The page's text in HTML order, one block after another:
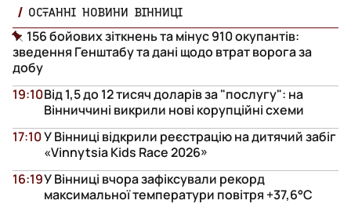
ОСТАННІ НОВИНИ ВІННИЦІ
156 бойових зіткнень та мінус 910 окупантів:
зведення Генштабу та дані щодо втрат ворога за
добу
Від 1,5 до 12 тисяч доларів за "послугу": на
Вінниччині викрили нові корупційні схеми
19:10
У Вінниці відкрили реєстрацію на дитячий забіг
«Vinnytsia Kids Race 2026»
17:10
У Вінниці вчора зафіксували рекорд
максимальної температури повітря +37,6°С
16:19